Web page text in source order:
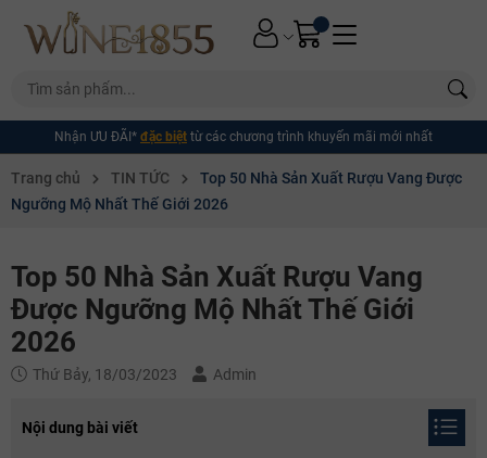
Nhận ƯU ĐÃI* đặc biệt từ các chương trình khuyến mãi mới nhất
Trang chủ TIN TỨC
Top 50 Nhà Sản Xuất Rượu Vang Được
Ngưỡng Mộ Nhất Thế Giới 2026
Top 50 Nhà Sản Xuất Rượu Vang
Được Ngưỡng Mộ Nhất Thế Giới
2026
Thứ Bảy, 18/03/2023 Admin
Nội dung bài viết